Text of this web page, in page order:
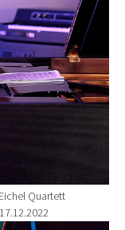
Quartett